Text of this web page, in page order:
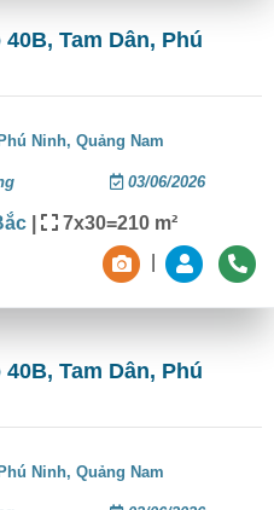
Tam Dân, Phú
Ninh,Quảng Nam
03/06/2026
| 7x30=210 m²
Tam Dân, Phú
Ninh,Quảng Nam